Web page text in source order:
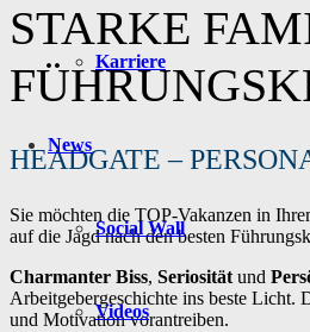
Karriere
News
Social Wall
Videos
STARKE
HEADGATE –
Sie möchten die TOP-Vakanzen in
auf die Jagd nach den besten
Charmanter Biss, Seriosität und
Arbeitgebergeschichte ins beste Licht.
und Motivation vorantreiben.